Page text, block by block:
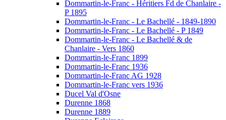
Dommartin-le-Franc - Héritiers Fd de Chanlaire -
P 1895
Dommartin-le-Franc - Le Bachellé - 1849-1890
Dommartin-le-Franc - Le Bachellé - P 1849
Dommartin-le-Franc - Le Bachellé & de
Chanlaire - Vers 1860
Dommartin-le-Franc 1899
Dommartin-le-Franc 1936
Dommartin-le-Franc AG 1928
Dommartin-le-Franc vers 1936
Ducel Val d'Osne
Durenne 1868
Durenne 1889